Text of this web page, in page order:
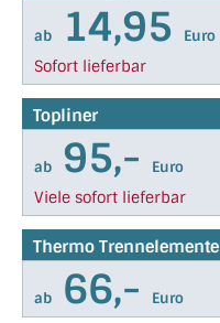
ab 14,95 Euro
Sofort lieferbar
Topliner
ab 95,- Euro
Viele sofort lieferbar
Thermo Trennelemente
ab 66,- Euro